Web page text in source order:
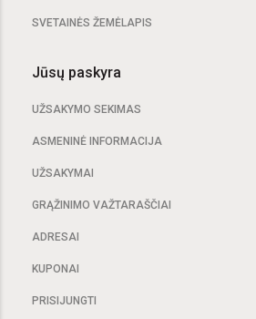
SVETAINĖS ŽEMĖLAPIS
Jūsų paskyra
UŽSAKYMO SEKIMAS
ASMENINĖ INFORMACIJA
UŽSAKYMAI
GRĄŽINIMO VAŽTARAŠČIAI
ADRESAI
KUPONAI
PRISIJUNGTI